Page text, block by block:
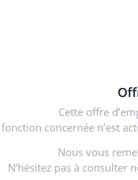
Cette offre
concernée n’est
Nous vous
N’hésitez pas à consulter